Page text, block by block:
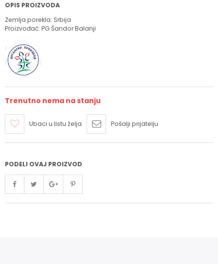
OPIS PROIZVODA
Zemlja porekla: Srbija
Proizvođač: PG Šandor Balanji
Trenutno nema na stanju
Ubaci u listu želja Pošalji prijatelju
PODELI OVAJ PROIZVOD